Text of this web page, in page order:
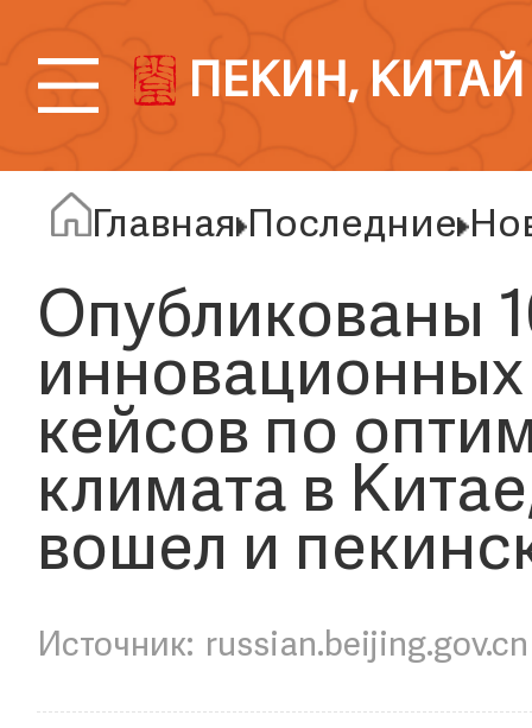
ПЕКИН, КИТАЙ
Главная Последние
Опубликованы
кейсов по
климата в
вошел и
russian.beijing.gov.cn